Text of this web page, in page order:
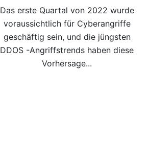
Das erste Quartal von 2022 wurde
voraussichtlich für Cyberangriffe
geschäftig sein, und die jüngsten
DDOS -Angriffstrends haben diese
Vorhersage...